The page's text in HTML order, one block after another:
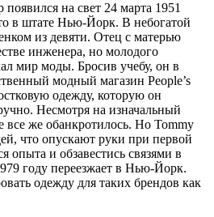
на свет 24 марта 1951
в штате Нью-Йорк. В небогатой
из девяти. Отец с матерью
инженера, но молодого
мир моды. Бросив учебу, он в
модный магазин People’s
одежду, которую он
Несмотря на изначальный
все же обанкротилось. Но Tommy
что опускают руки при первой
опыта и обзавестись связями в
году переезжает в Нью-Йорк.
одежду для таких брендов как